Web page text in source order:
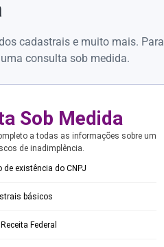
cadastrais e muito mais. Para
consulta sob medida.
Sob Medida
a todas as informações sobre um
de inadimplência.
de existência do CNPJ
básicos
Federal